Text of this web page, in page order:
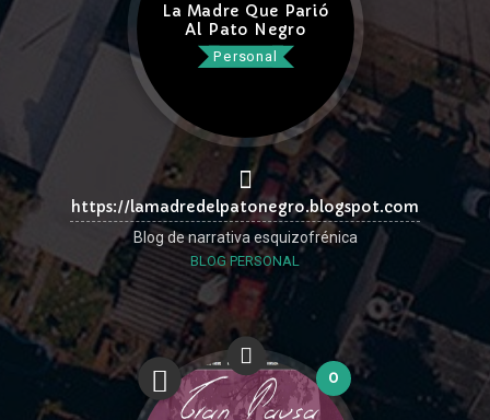
La Madre Que Parió
Al Pato Negro
Personal
https://lamadredelpatonegro.blogspot.com
Blog de narrativa esquizofrénica
BLOG PERSONAL
0